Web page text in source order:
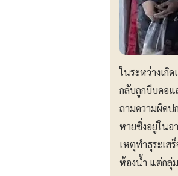
ในระหว่างเกิ
กลับถูกบีบคอแ
ถามความผิดป
หายซึ่งอยู่ในอ
เหตุทำธุระเส
ห้องน้ำ แต่กลุ่